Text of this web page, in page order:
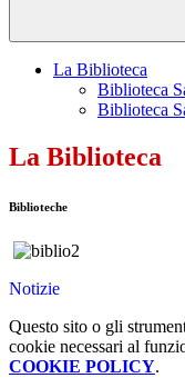
La Biblioteca
Biblioteca
Biblioteca
La Biblioteca
Biblioteche
Notizie
Questo sito o gli
cookie necessari al
COOKIE POLICY.